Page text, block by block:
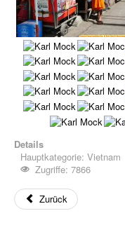
Details
Hauptkategorie: Vietnam
Zugriffe: 7866
Zurück